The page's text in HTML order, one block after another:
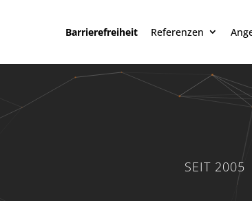
Barrierefreiheit Referenzen
SEIT 2005